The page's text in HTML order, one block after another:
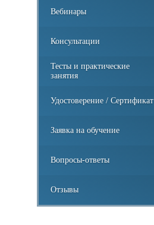
Вебинары
Консультации
Тесты и практические
занятия
Удостоверение / Сертификат
Заявка на обучение
Вопросы-ответы
Отзывы